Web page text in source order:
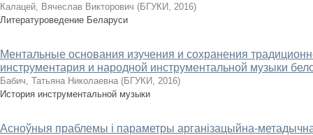
Калацей, Вячеслав Викторович (БГУКИ, 2016)
Литературоведение Беларуси
Ментальные основания изучения и сохранения
инструментария и народной инструментальной музыки
Бабич, Татьяна Николаевна (БГУКИ, 2016)
История инструментальной музыки
Асноўныя праблемы і параметры арганізацыйна-